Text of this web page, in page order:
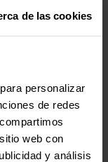
de las cookies
personalizar
de redes
web con
y análisis
35 mm
136 g